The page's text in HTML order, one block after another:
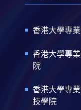
香港大學專
香港大學專
院
香港大學專
技學院